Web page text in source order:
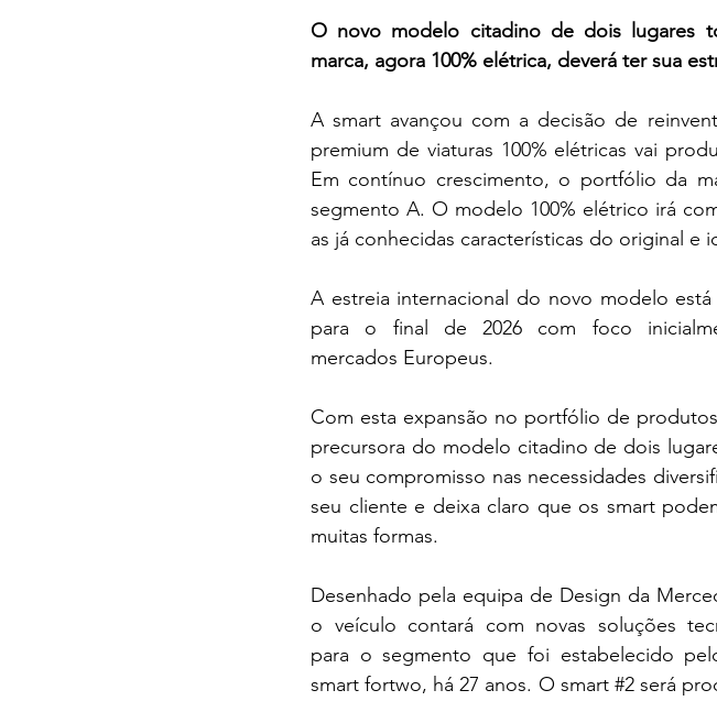
O novo modelo citadino de dois lugares
marca, agora 100% elétrica, deverá ter sua
A smart avançou com a decisão de
premium de viaturas 100% elétricas vai
Em contínuo crescimento, o portfólio da
segmento A. O modelo 100% elétrico irá
as já conhecidas características do original e
A estreia internacional do novo modelo está
para o final de 2026 com foco
mercados Europeus.
Com esta expansão no portfólio de
precursora do modelo citadino de dois
o seu compromisso nas necessidades
seu cliente e deixa claro que os smart
muitas formas.
Desenhado pela equipa de Design da
o veículo contará com novas soluções
para o segmento que foi estabelecido
smart fortwo, há 27 anos. O smart #2 será